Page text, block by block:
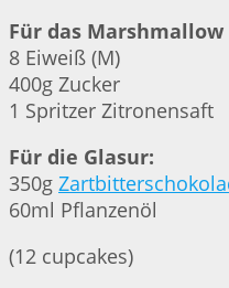
Für das Marshmallow
8 Eiweiß (M)
400g Zucker
1 Spritzer Zitronensaft
Für die Glasur:
350g
60ml Pflanzenöl
(12 cupcakes)